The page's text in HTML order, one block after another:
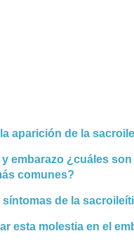
aparición de la
embarazo ¿cuáles
comunes?
síntomas de la
esta molestia en el